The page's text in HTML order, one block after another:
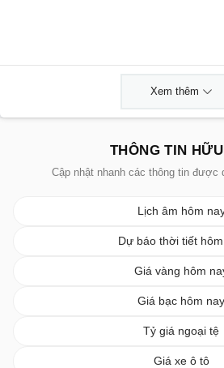
Xem thêm
THÔNG TIN
Cập nhật nhanh các thông tin được
Lịch âm hôm
Dự báo thời tiết
Giá vàng hôm
Giá bạc hôm nay
Tỷ giá ngoại tệ
Giá xe ô tô